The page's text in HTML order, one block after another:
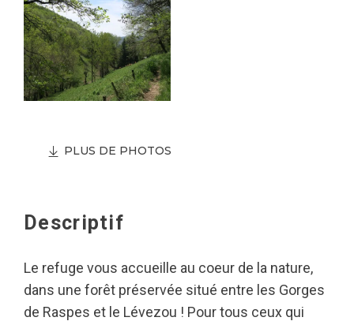
PLUS DE PHOTOS
Descriptif
Le refuge vous accueille au coeur de la nature,
dans une forêt préservée situé entre les Gorges
de Raspes et le Lévezou ! Pour tous ceux qui